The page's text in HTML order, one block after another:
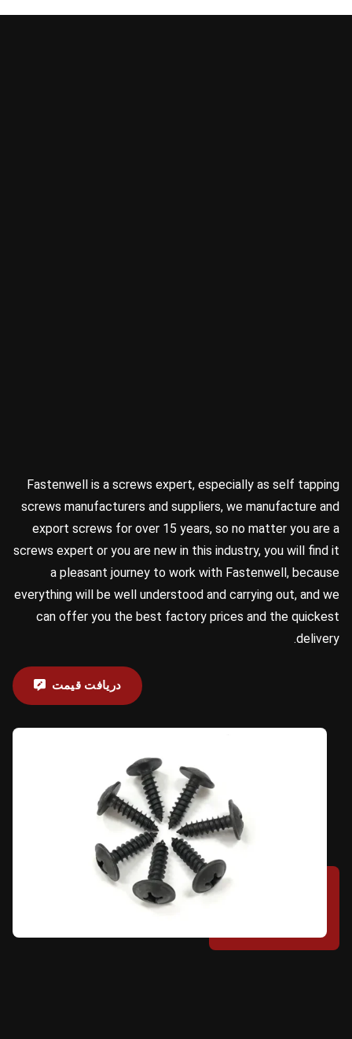
Fastenwell is a screws expert, especially as self tapping
screws manufacturers and suppliers, we manufacture and
export screws for over 15 years, so no matter you are a
screws expert or you are new in this industry, you will find it
a pleasant journey to work with Fastenwell, because
everything will be well understood and carrying out, and we
can offer you the best factory prices and the quickest
delivery.
دریافت قیمت